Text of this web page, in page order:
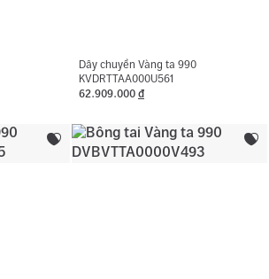
Dây chuyền Vàng ta 990
KVDRTTAA000U561
62.909.000 đ